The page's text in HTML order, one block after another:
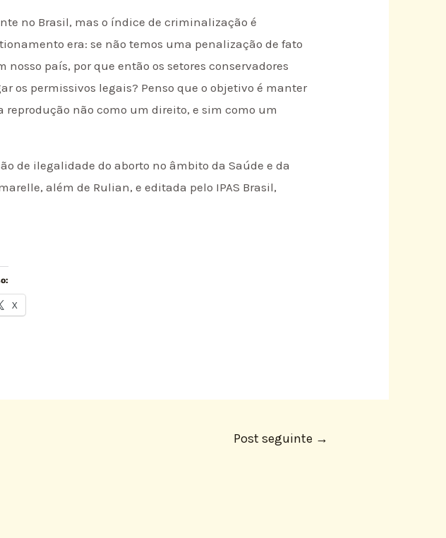
no Brasil, mas o índice de criminalização é
era: se não temos uma penalização de fato
país, por que então os setores conservadores
os permissivos legais? Penso que o objetivo é manter
não como um direito, e sim como um
de ilegalidade do aborto no âmbito da Saúde e da
além de Rulian, e editada pelo IPAS Brasil,
X
Post seguinte →